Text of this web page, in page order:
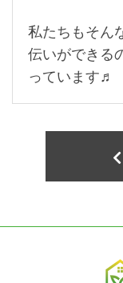
私たちもそん
伝いができる
っています♬